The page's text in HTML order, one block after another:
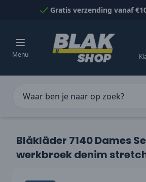
Naar inhoud gaanGratis verzending vanaf
Menu
Blåkläder 7140 Dames
werkbroek denim